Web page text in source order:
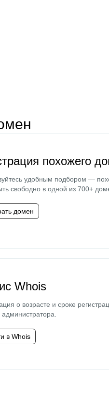
похожего
удобным подбором —
свободно в одной из 700+
домен
Whois
о возрасте и сроке
администратора.
в Whois